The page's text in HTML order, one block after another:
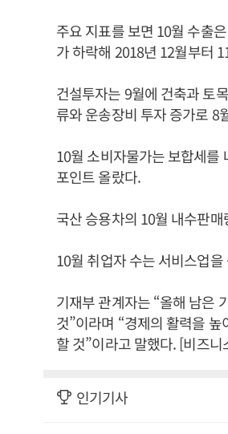
주요 지표를 보면 10월 수출
가 하락해 2018년 12월부터
건설투자는 9월에 건축과 토
류와 운송장비 투자 증가로 8
10월 소비자물가는 보합세를
포인트 올랐다.
국산 승용차의 10월 내수판
10월 취업자 수는 서비스업
기재부 관계자는 “올해 남은
것”이라며 “경제의 활력을
할 것”이라고 말했다. [비즈
인기기사